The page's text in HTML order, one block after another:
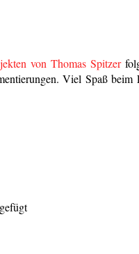
von Thomas Spitzer
Viel Spaß